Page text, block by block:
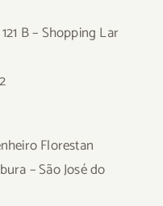
B – Shopping Lar
Florestan
– São José do